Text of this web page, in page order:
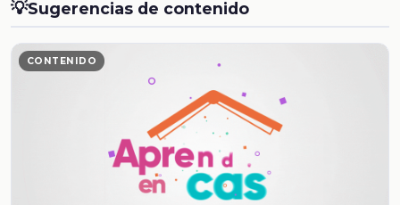
💡Sugerencias de contenido
CONTENIDO